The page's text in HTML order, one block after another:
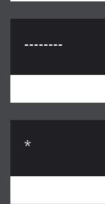
--------
*